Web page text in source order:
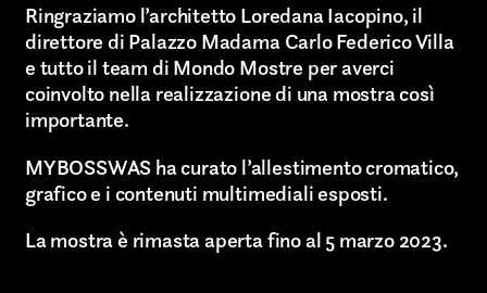
Ringraziamo l’architetto Loredana Iacopino, il
direttore di Palazzo Madama Carlo Federico Villa
e tutto il team di Mondo Mostre per averci
coinvolto nella realizzazione di una mostra così
importante.
MYBOSSWAS ha curato l’allestimento cromatico,
grafico e i contenuti multimediali esposti.
La mostra è rimasta aperta fino al 5 marzo 2023.
Music
Still photography
Interaction design
Video photography